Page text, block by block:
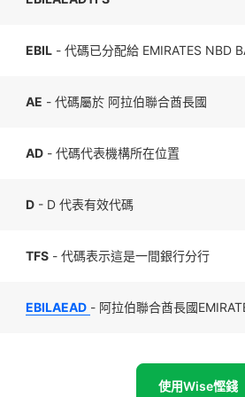
EBIL - 代碼已分配給 EMIRATES NBD
AE - 代碼屬於 阿拉伯聯合酋長國
AD - 代碼代表機構所在位置
D - D 代表有效代碼
TFS - 代碼表示這是一間銀行分行
EBILAEAD - 阿拉伯聯合酋長國
使用Wise慳錢